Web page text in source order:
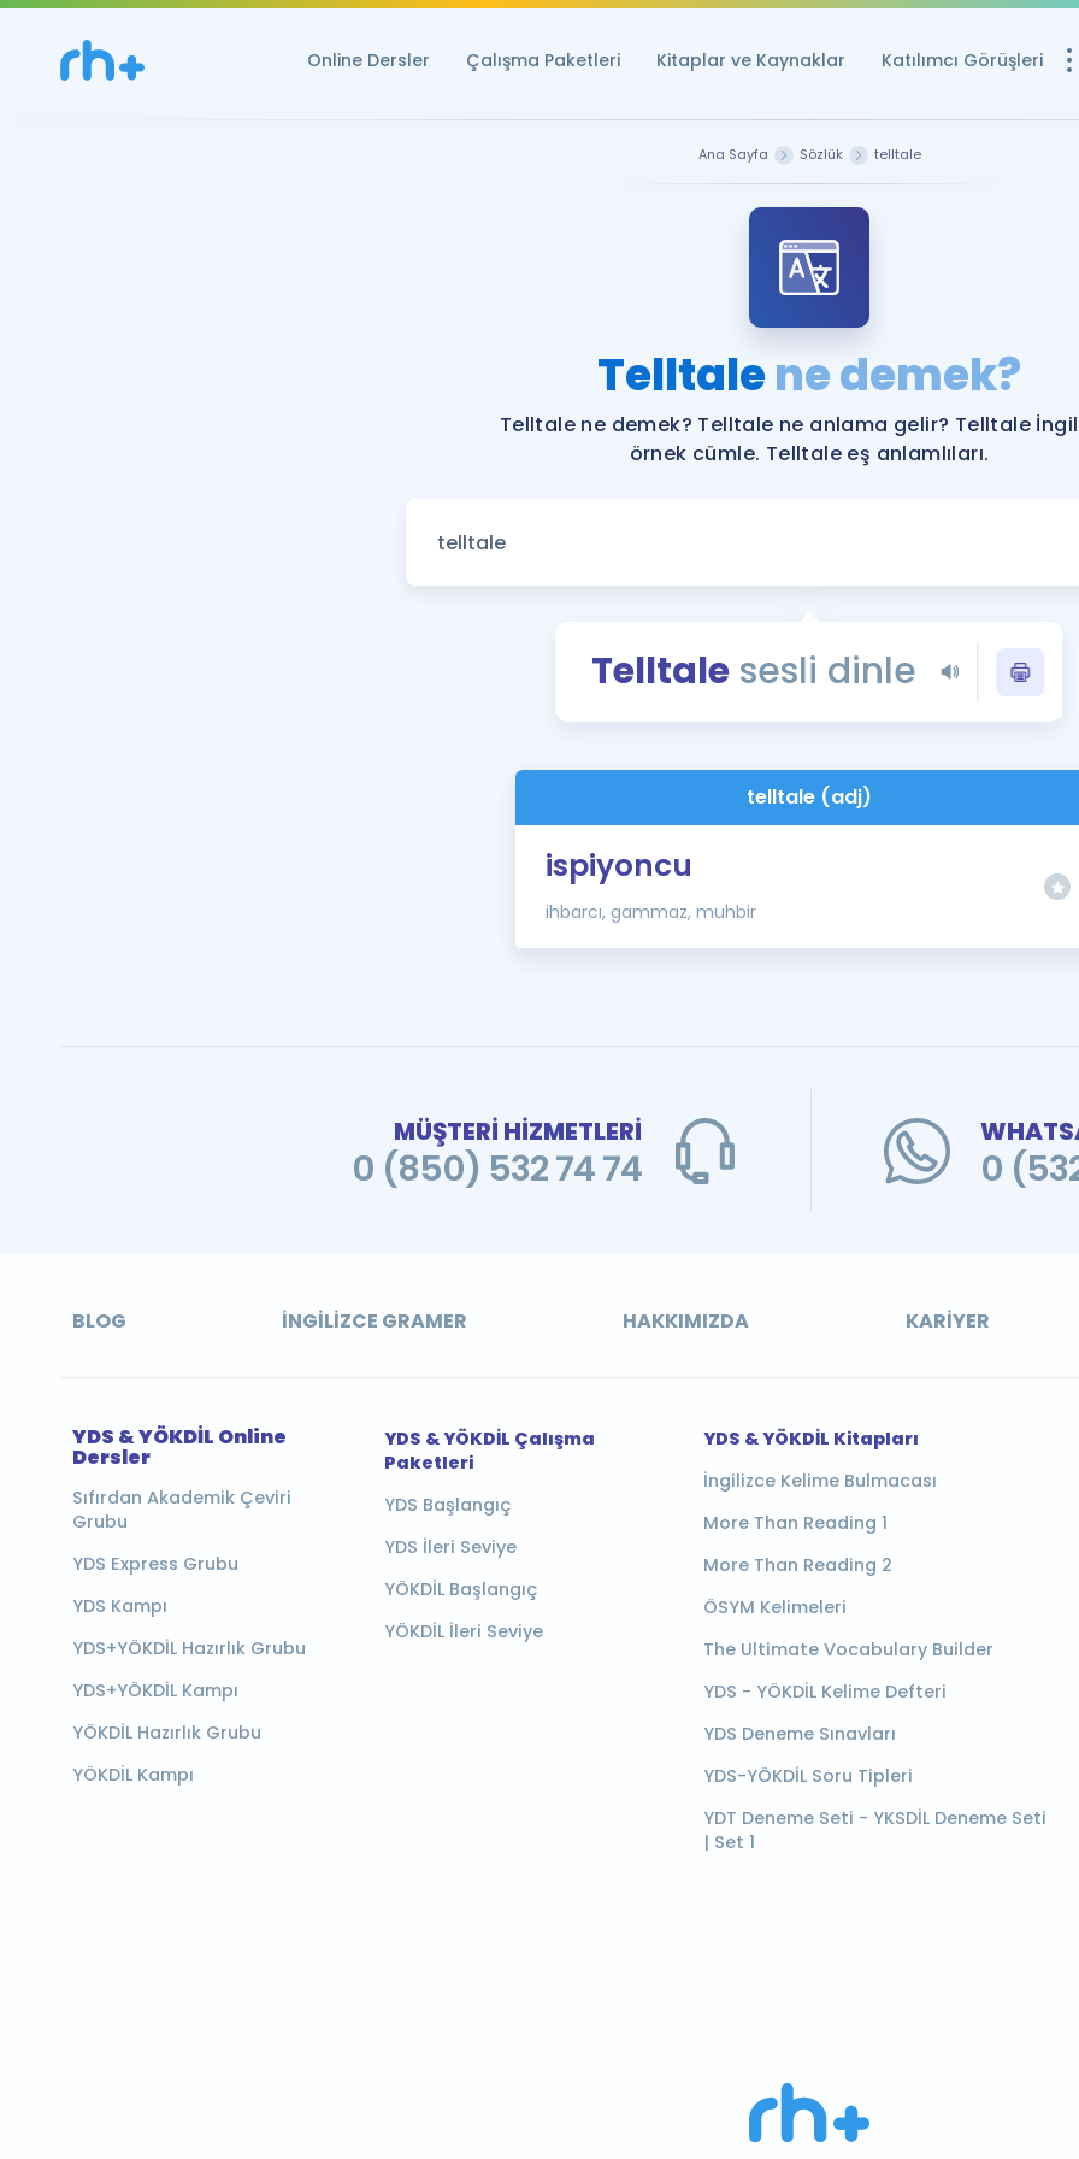
Online Dersler Çalışma Paketleri Kitaplar ve Kaynaklar Katılımcı Görüşleri
YDS ve YÖKDİL
Rehberlik Aracı
YDS ve YÖKDİL'e
Tüm ÖSYM
YDS - YÖKDİL
İngilizce Gramer
Ana Sayfa Sözlük telltale
Telltalene demek?
Telltale ne demek? Telltale ne anlama gelir? Telltale
örnek cümle. Telltale eş anlamlıları.
Telltale sesli dinle
telltale (adj)
ispiyoncu
ihbarcı, gammaz, muhbir
MÜŞTERİ HİZMETLERİ
0 (850) 532 74 74 0
BLOG İNGILIZCE GRAMER HAKKIMIZDA KARIYER
YDS & YÖKDİL Online
Dersler
Sıfırdan Akademik Çeviri
Grubu
YDS Express Grubu
YDS Kampı
YDS+YÖKDİL Hazırlık Grubu
YDS+YÖKDİL Kampı
YÖKDİL Hazırlık Grubu
YÖKDİL Kampı
YDS & YÖKDİL Çalışma
Paketleri
YDS Başlangıç
YDS İleri Seviye
YÖKDİL Başlangıç
YÖKDİL İleri Seviye
YDS & YÖKDİL Kitapları
İngilizce Kelime Bulmacası
More Than Reading 1
More Than Reading 2
ÖSYM Kelimeleri
The Ultimate Vocabulary Builder
YDS - YÖKDİL Kelime Defteri
YDS Deneme Sınavları
YDS-YÖKDİL Soru Tipleri
YDT Deneme Seti - YKSDİL Deneme Seti
| Set 1